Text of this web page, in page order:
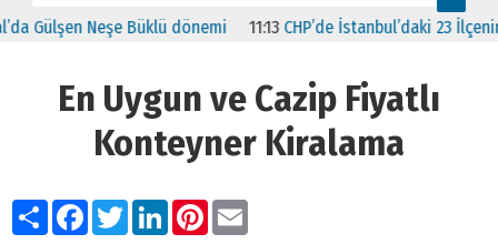
Neşe Büklü dönemi 11:13 CHP’de İstanbul’daki 23 İlçenin
En Uygun ve Cazip Fiyatlı
Konteyner Kiralama
PaylaşFacebook
TwitterLinkedIn
Pinterest
Email